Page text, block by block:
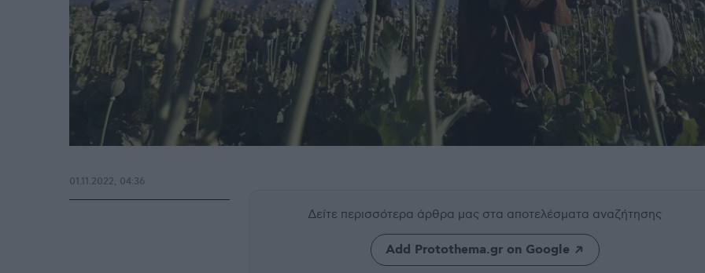
Δείτε περισσότερα άρθρα μας στα αποτελέσματα αναζήτησης
Add Protothema.gr on Google
01.11.2022, 04:36